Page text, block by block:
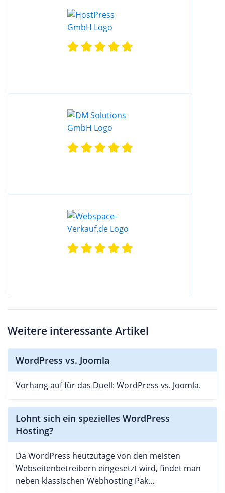
Weitere interessante Artikel
WordPress vs. Joomla
Vorhang auf für das Duell: WordPress vs. Joomla.
Lohnt sich ein spezielles WordPress
Hosting?
Da WordPress heutzutage von den meisten
Webseitenbetreibern eingesetzt wird, findet man
neben klassischen Webhosting Pak...